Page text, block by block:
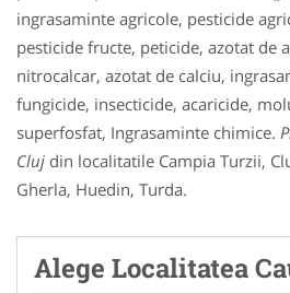
ingrasaminte agricole, pesticide
pesticide fructe, peticide, azotat de
nitrocalcar, azotat de calciu,
fungicide, insecticide, acaricide,
superfosfat, Ingrasaminte chimice.
Cluj din localitatile Campia Turzii,
Gherla, Huedin, Turda.
Alege Localitatea